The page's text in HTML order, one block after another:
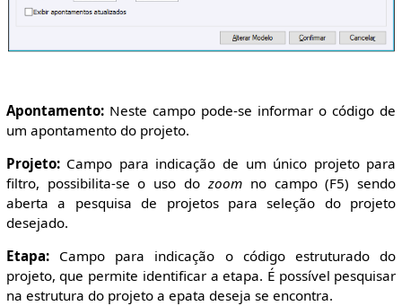
Apontamento:Neste campo pode-se informar o código de
um apontamento do projeto.
Projeto:Campo para indicação de um único projeto para
filtro, possibilita-se o uso dozoomno campo (F5) sendo
aberta a pesquisa de projetos para seleção do projeto
desejado.
Etapa:Campo para indicação o código estruturado do
projeto, que permite identificar a etapa. É possível pesquisar
na estrutura do projeto a epata deseja se encontra.